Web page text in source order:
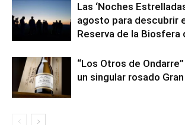
Las ‘Noches
agosto para descubrir
Reserva de la Biosfera
“Los Otros de
un singular rosado